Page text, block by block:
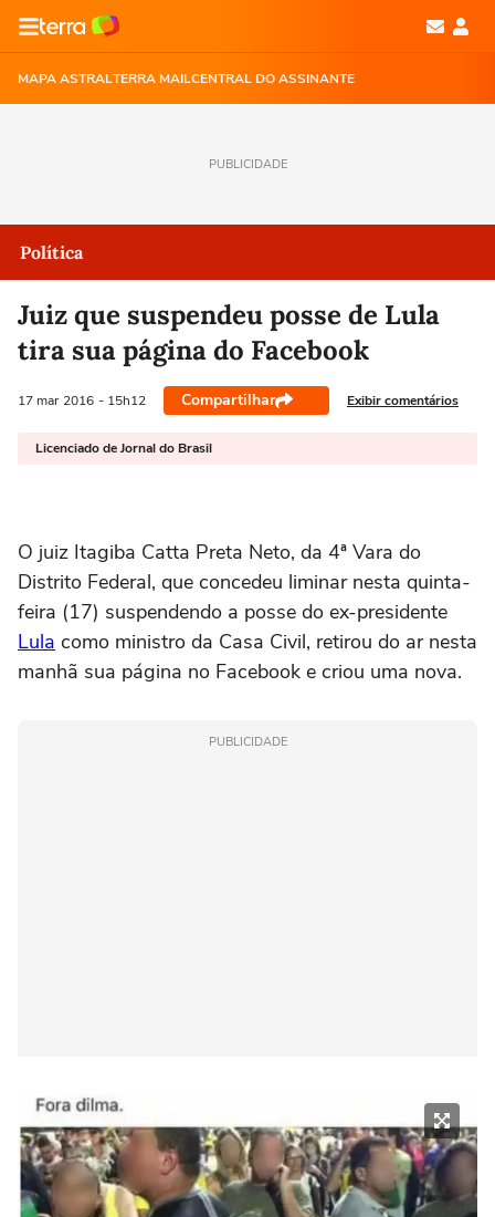
MAPA ASTRALTERRA MAILCENTRAL DO ASSINANTE
PUBLICIDADE
Política
Juiz que suspendeu posse de Lula
tira sua página do Facebook
17 mar 2016 - 15h12 Compartilhar Exibir comentários
Licenciado de Jornal do Brasil
O juiz Itagiba Catta Preta Neto, da 4ª Vara do
Distrito Federal, que concedeu liminar nesta quinta-
feira (17) suspendendo a posse do ex-presidente
Lula como ministro da Casa Civil, retirou do ar nesta
manhã sua página no Facebook e criou uma nova.
PUBLICIDADE